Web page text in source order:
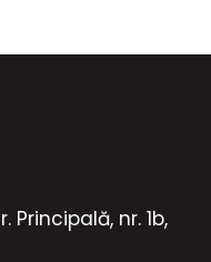
Principală, nr. 1b,